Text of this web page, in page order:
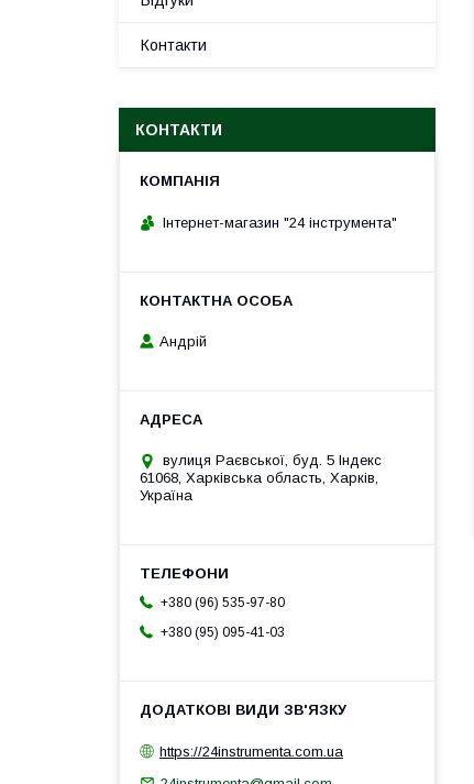
Контакти
КОНТАКТИ
Інтернет-магазин "24 інструмента"
Андрій
вулиця Раєвської, буд. 5 Індекс
61068, Харківська область, Харків,
Україна
+380 (96) 535-97-80
+380 (95) 095-41-03
https://24instrumenta.com.ua